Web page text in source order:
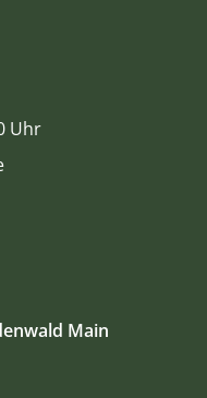
Main
Uhr